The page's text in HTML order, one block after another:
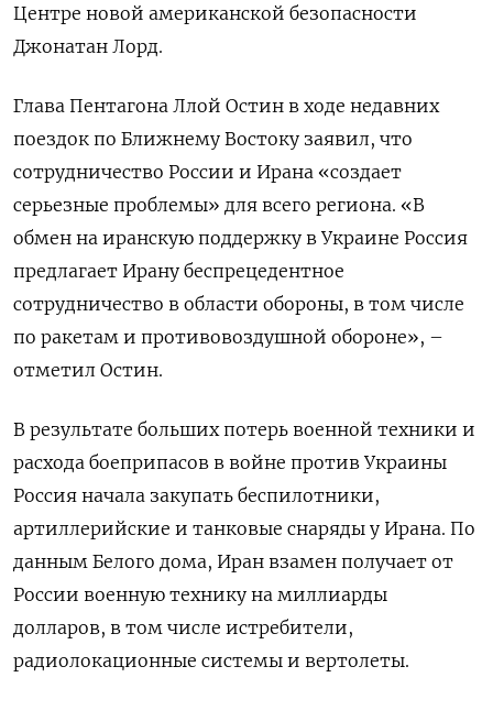
Центре новой американской безопасности
Джонатан Лорд.
Глава Пентагона Ллой Остин в ходе недавних
поездок по Ближнему Востоку заявил, что
сотрудничество России и Ирана «создает
серьезные проблемы» для всего региона. «В
обмен на иранскую поддержку в Украине Россия
предлагает Ирану беспрецедентное
сотрудничество в области обороны, в том числе
по ракетам и противовоздушной обороне», –
отметил Остин.
В результате больших потерь военной техники и
расхода боеприпасов в войне против Украины
Россия начала закупать беспилотники,
артиллерийские и танковые снаряды у Ирана. По
данным Белого дома, Иран взамен получает от
России военную технику на миллиарды
долларов, в том числе истребители,
радиолокационные системы и вертолеты.